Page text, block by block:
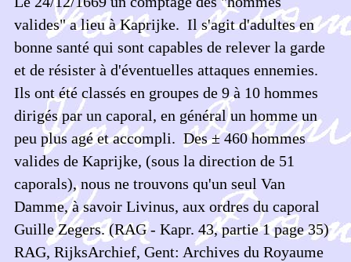
valides" a lieu à Kaprijke. Il s'agit d'adultes en
bonne santé qui sont capables de relever la garde
et de résister à d'éventuelles attaques ennemies.
Ils ont été classés en groupes de 9 à 10 hommes
dirigés par un caporal, en général un homme un
peu plus agé et accompli. Des ± 460 hommes
valides de Kaprijke, (sous la direction de 51
caporals), nous ne trouvons qu'un seul Van
Damme, à savoir Livinus, aux ordres du caporal
Guille Zegers. (RAG - Kapr. 43, partie 1 page 35)
RAG, RijksArchief, Gent: Archives du Royaume